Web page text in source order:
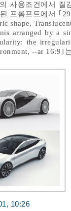
사용조건에서
프롬프트에서 ｢
shape,
arranged by a
the
--ar 16:9｣
10:26